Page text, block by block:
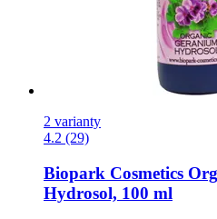
2 varianty
4.2 (29)
Biopark Cosmetics
Hydrosol, 100 ml